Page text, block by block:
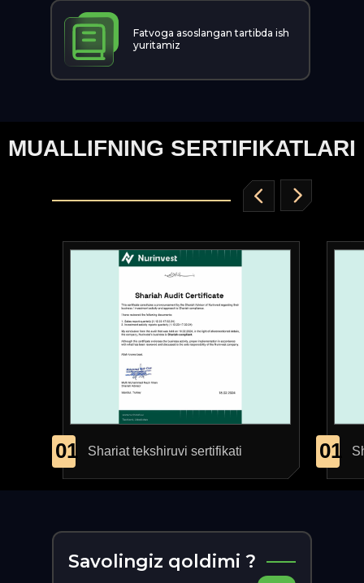
Fatvoga asoslangan tartibda ish
yuritamiz
MUALLIFNING SERTIFIKATLARI
01
01 Shariat tekshiruvi sertifikati
Savolingiz qoldimi ?